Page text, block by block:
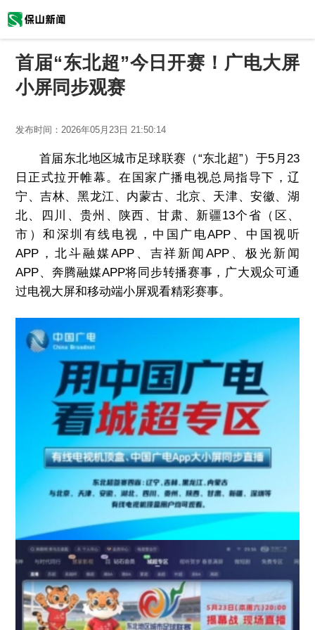
首届“东北超”今日开赛！广电大屏
小屏同步观赛
发布时间： 2026年05月23日 21:50:14
首届东北地区城市足球联赛（“东北超”）于5月23
日正式拉开帷幕。在国家广播电视总局指导下，辽
宁、吉林、黑龙江、内蒙古、北京、天津、安徽、湖
北、四川、贵州、陕西、甘肃、新疆13个省（区、
市）和深圳有线电视，中国广电APP、中国视听
APP，北斗融媒APP、吉祥新闻APP、极光新闻
APP、奔腾融媒APP将同步转播赛事，广大观众可通
过电视大屏和移动端小屏观看精彩赛事。